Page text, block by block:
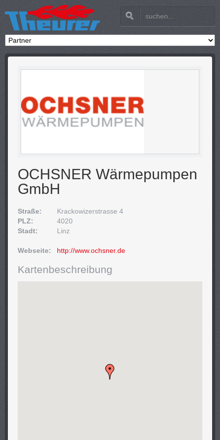
OCHSNER Wärmepumpen
GmbH
Straße:
Krackowizerstrasse 4
PLZ:
4020
Stadt:
Linz
Webseite: http://www.ochsner.de
Kartenbeschreibung